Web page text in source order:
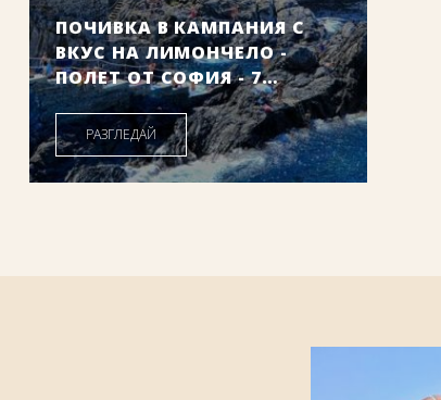
ПОЧИВКА В КАМПАНИЯ С
ВКУС НА ЛИМОНЧЕЛО -
ПОЛЕТ ОТ СОФИЯ - 7
НОЩУВКИ
Дати от: 05.09.2026 г.
Цена от: 561.91 € / 1099.00 лв.
РАЗГЛЕДАЙ